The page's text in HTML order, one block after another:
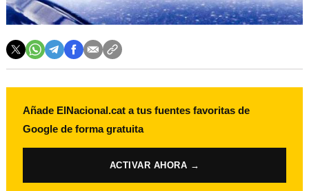
Añade ElNacional.cat a tus fuentes favoritas de
Google de forma gratuita
ACTIVAR AHORA →